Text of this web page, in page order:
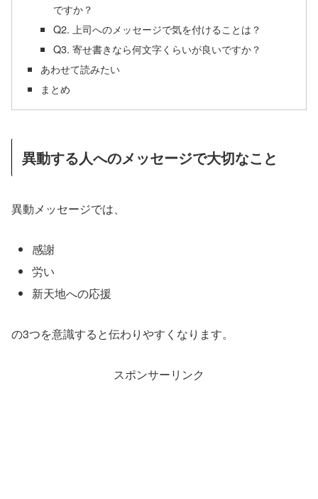
ですか？
Q2. 上司へのメッセージで気を付けることは？
Q3. 寄せ書きなら何文字くらいが良いですか？
あわせて読みたい
まとめ
異動する人へのメッセージで大切なこと
異動メッセージでは、
感謝
労い
新天地への応援
の3つを意識すると伝わりやすくなります。
スポンサーリンク